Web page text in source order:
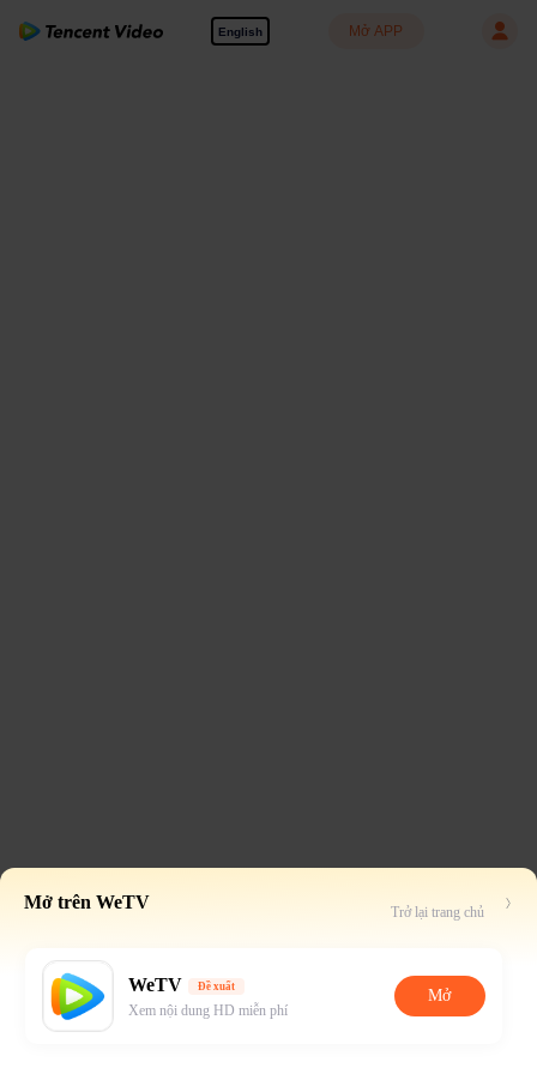
English Mở APP
Mở trên WeTV Trở lại trang chủ
WeTV Đề xuất
Xem nội dung HD miễn phí
Mở